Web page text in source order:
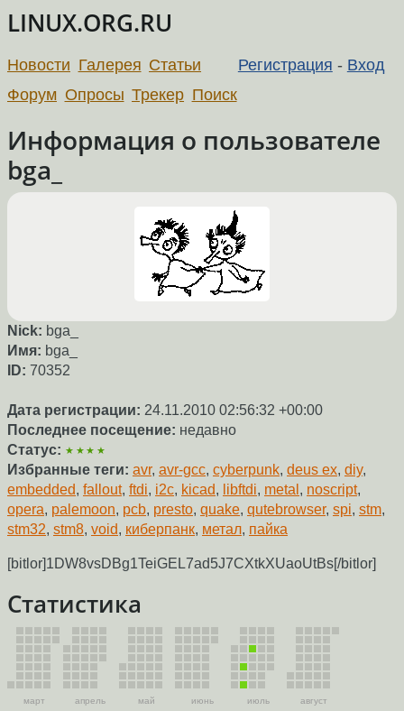
LINUX.ORG.RU
Регистрация - Вход
Новости Галерея Статьи
Форум Опросы Трекер Поиск
Информация о пользователе
bga_
Nick: bga_
Имя: bga_
ID: 70352
Дата регистрации: 24.11.2010 02:56:32 +00:00
Последнее посещение: недавно
Статус: ★★★★
Избранные теги: avr, avr-gcc, cyberpunk, deus ex, diy,
embedded, fallout, ftdi, i2c, kicad, libftdi, metal , noscript,
opera, palemoon, pcb, presto, quake, qutebrowser, spi, stm,
stm32, stm8, void, киберпанк, метал, пайка
[bitlor]1DW8vsDBg1TeiGEL7ad5J7CXtkXUaoUtBs[/bitlor]
Статистика
март апрель май июнь июль август